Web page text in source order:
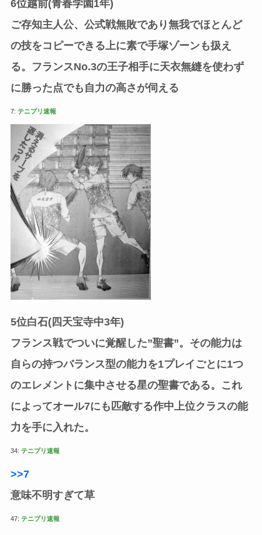
6位越前(青春学園1年)
ご存知主人公、公式戦無敗であり無我でほとんど
の技をコピーできる上に素で手塚ゾーンも扱え
る。フランスNo.3の王子相手に天衣無縫を使わず
に勝った点でも自力の高さが伺える
7: テニプリ速報
5位白石(四天宝寺中3年)
フランス戦でついに覚醒した”聖書”。その能力は
自らの持つバランス型の能力を1プレイごとに1つ
のエレメントに集中させる星の聖書である。これ
によってオール7にも匹敵する作中上位クラスの能
力を手に入れた。
34: テニプリ速報
>>7
意味不明すぎて草
47: テニプリ速報